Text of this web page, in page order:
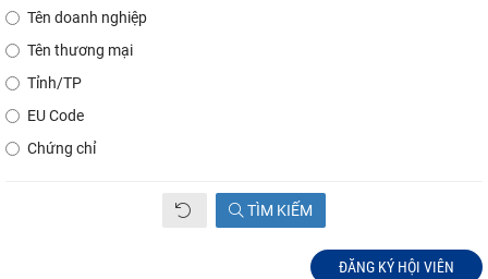
Tên doanh nghiệp
Tên thương mại
Tỉnh/TP
EU Code
Chứng chỉ
TÌM KIẾM
ĐĂNG KÝ HỘI VIÊN